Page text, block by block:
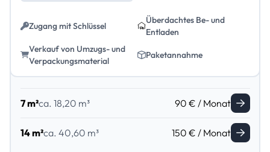
Zugang mit Schlüssel
Überdachtes Be- und
Entladen
Verkauf von Umzugs- und
Verpackungsmaterial
Paketannahme
7 m²ca. 18,20 m³ 90 € / Monat
14 m²ca. 40,60 m³ 150 € / Monat